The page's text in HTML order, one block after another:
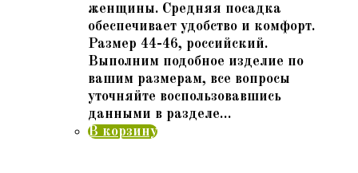
женщины. Средняя посадка
обеспечивает удобство и комфорт.
Размер 44-46, российский.
Выполним подобное изделие по
вашим размерам, все вопросы
уточняйте воспользовавшись
данными в разделе…
В корзину